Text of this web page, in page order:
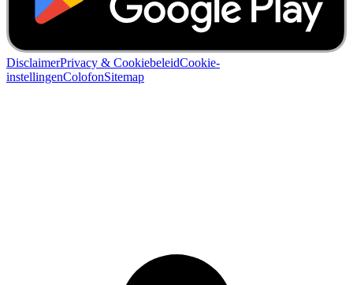
DisclaimerPrivacy & CookiebeleidCookie-
instellingenColofonSitemap